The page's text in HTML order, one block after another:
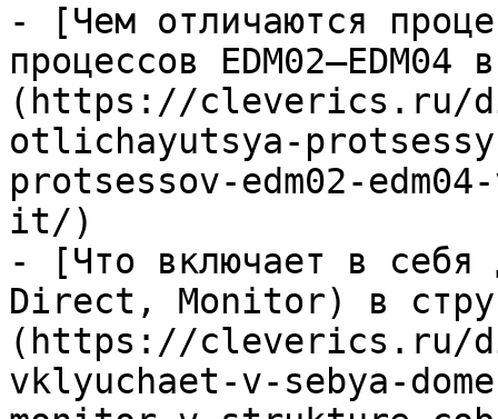
- [Чем отличаются
процессов
(https://cleverics.ru/
otlichayutsya-
protsessov-edm02-
it/)
- [Что включает в себя
Direct, Monitor) в
(https://cleverics.ru/
vklyuchaet-v-sebya-